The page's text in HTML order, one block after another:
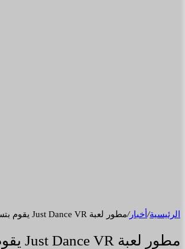
الرئيسية/ أخبار/مطور لعبة Just Dance VR يقوم بتسريح بعض الموظفين!
مطور لعبة Just Dance VR يقوم بتسريح بعض الموظفين!